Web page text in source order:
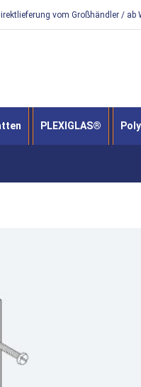
vom Großhändler / ab
PLEXIGLAS®